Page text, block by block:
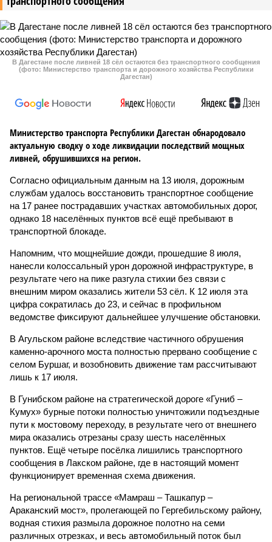
В Дагестане после ливней 18 сёл остаются без транспортного сообщения
(фото: Министерство транспорта и дорожного хозяйства Республики
Дагестан)
Министерство транспорта Республики Дагестан обнародовало
актуальную сводку о ходе ликвидации последствий мощных
ливней, обрушившихся на регион.
Согласно официальным данным на 13 июля, дорожным
службам удалось восстановить транспортное сообщение
на 17 ранее пострадавших участках автомобильных дорог,
однако 18 населённых пунктов всё ещё пребывают в
транспортной блокаде.
Напомним, что мощнейшие дожди, прошедшие 8 июля,
нанесли колоссальный урон дорожной инфраструктуре, в
результате чего на пике разгула стихии без связи с
внешним миром оказались жители 53 сёл. К 12 июля эта
цифра сократилась до 23, и сейчас в профильном
ведомстве фиксируют дальнейшее улучшение обстановки.
В Агульском районе вследствие частичного обрушения
каменно-арочного моста полностью прервано сообщение с
селом Буршаг, и возобновить движение там рассчитывают
лишь к 17 июля.
В Гунибском районе на стратегической дороге «Гуниб –
Кумух» бурные потоки полностью уничтожили подъездные
пути к мостовому переходу, в результате чего от внешнего
мира оказались отрезаны сразу шесть населённых
пунктов. Ещё четыре посёлка лишились транспортного
сообщения в Лакском районе, где в настоящий момент
функционирует временная схема движения.
На региональной трассе «Мамраш – Ташкапур –
Араканский мост», пролегающей по Гергебильскому району,
водная стихия размыла дорожное полотно на семи
различных отрезках, и весь автомобильный поток был